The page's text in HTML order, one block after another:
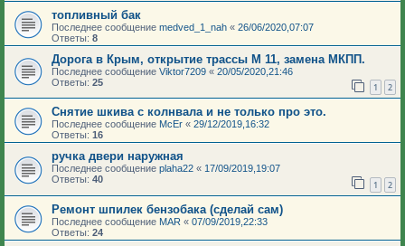
топливный бак
Последнее сообщение medved_1_nah « 26/06/2020,07:07
Ответы: 8
Дорога в Крым, открытие трассы М 11, замена МКПП.
Последнее сообщение Viktor7209 « 20/05/2020,21:46
Ответы: 25 1 2
Снятие шкива с колнвала и не только про это.
Последнее сообщение McEr « 29/12/2019,16:32
Ответы: 16
ручка двери наружная
Последнее сообщение plaha22 « 17/09/2019,19:07
Ответы: 40 1 2
Ремонт шпилек бензобака (сделай сам)
Последнее сообщение MAR « 07/09/2019,22:33
Ответы: 24